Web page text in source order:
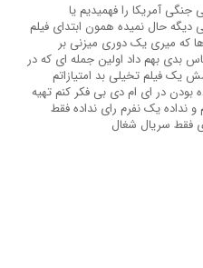
جنگی آمریکا را فهمیدیم یا
دیگه حال نمیده همون ابتدای فیلم
که میری یک دوری میزنی بر
بدی بهم داد اولین جمله ای که در
یک فیلم تخیلی بد امتیازاتم
دیدم دیشب 7 نفر 7 داده بودن در ای ام دی بی فکر کنم تهیه
نداده یک نفرم رای نداده فقط
فقط سریال شغال